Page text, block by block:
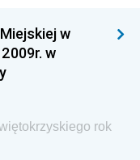
i
w
w
rok